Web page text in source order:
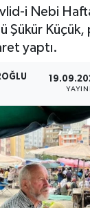
i Nebi
Şükür Küçük,
yaptı.